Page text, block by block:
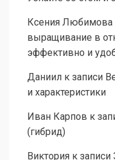
Ксения Любимова
выращивание в
эффективно и
Даниил к записи
и характеристики
Иван Карпов к
(гибрид)
Виктория к записи